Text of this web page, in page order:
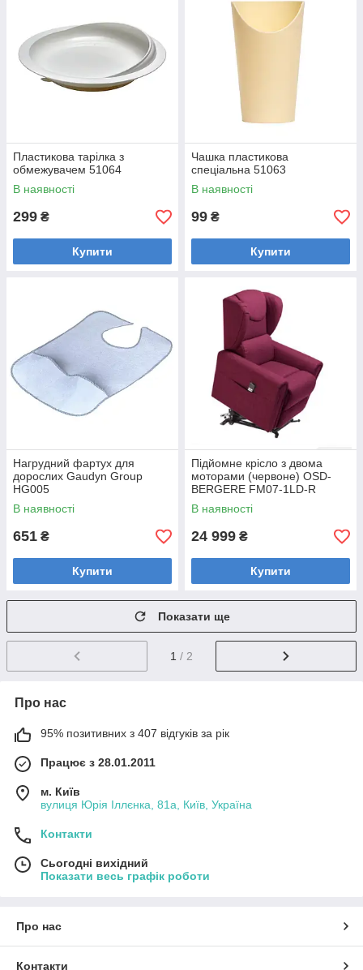
Пластикова тарілка з
обмежувачем 51064
В наявності
299 ₴
Купити
Чашка пластикова
спеціальна 51063
В наявності
99 ₴
Купити
Нагрудний фартух для
дорослих Gaudyn Group
HG005
В наявності
651 ₴
Купити
Підйомне крісло з двома
моторами (червоне) OSD-
BERGERE FM07-1LD-R
В наявності
24 999 ₴
Купити
Показати ще
1 / 2
Про нас
95% позитивних з 407 відгуків за рік
Працює з 28.01.2011
м. Київ
вулиця Юрія Іллєнка, 81а, Київ, Україна
Контакти
Сьогодні вихідний
Показати весь графік роботи
Про нас
Контакти